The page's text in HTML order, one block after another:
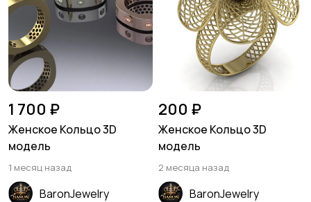
1 700 ₽
Женское Кольцо 3D
модель
1 месяц назад
BaronJewelry
200 ₽
Женское Кольцо 3D
модель
2 месяца назад
BaronJewelry